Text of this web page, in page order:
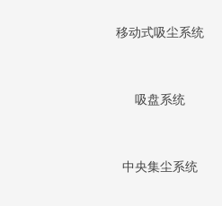
移动式吸尘系统
吸盘系统
中央集尘系统